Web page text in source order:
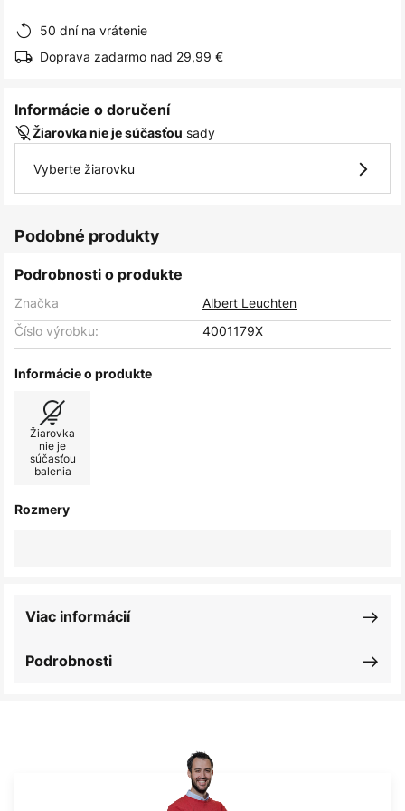
50 dní na vrátenie
Doprava zadarmo nad 29,99 €
Informácie o doručení
Žiarovka nie je súčasťou sady
Vyberte žiarovku
Podobné produkty
Podrobnosti o produkte
Značka
Albert Leuchten
Číslo výrobku:
4001179X
Informácie o produkte
Žiarovka
nie je
súčasťou
balenia
Rozmery
Podrobnosti
Viac informácií